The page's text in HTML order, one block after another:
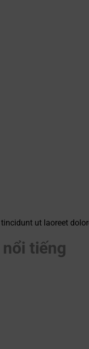
ut laoreet
tiếng